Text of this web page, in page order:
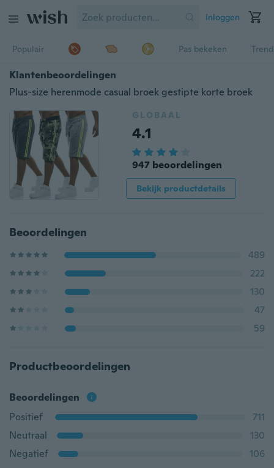
Inloggen
Populair Pas bekeken
Klantenbeoordelingen
Plus-size herenmode casual broek gestipte korte broek
GLOBAAL
4.1
947 beoordelingen
Bekijk productdetails
Beoordelingen
489
222
130
47
59
Productbeoordelingen
Beoordelingen
Positief
711
Neutraal
130
Negatief
106